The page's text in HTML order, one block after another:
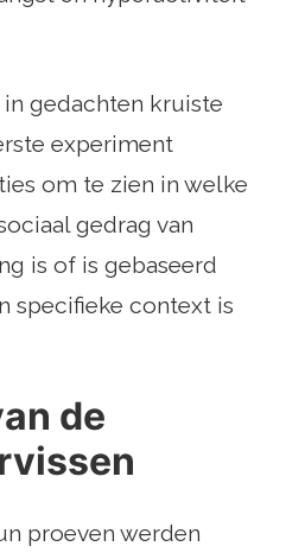
gedachten kruiste
experiment
om te zien in welke
gedrag van
is of is gebaseerd
specifieke context is
de
proeven werden